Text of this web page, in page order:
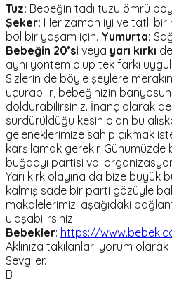
Tuz: Bebeğin tadı tuzu ömrü
Şeker: Her zaman iyi ve tatlı bir
bol bir yaşam için. Yumurta:
Bebeğin 20’si veya yarı kırkı
aynı yöntem olup tek farkı
Sizlerin de böyle şeylere
uçurabilir, bebeğinizin
doldurabilirsiniz. İnanç olarak
sürdürüldüğü kesin olan bu
geleneklerimize sahip çıkmak
karşılamak gerekir.
buğdayı partisi vb.
Yarı kırk olayına da bize büyük
kalmış sade bir parti gözüyle
makalelerimizi aşağıdaki
ulaşabilirsiniz:
Bebekler: https://
Aklınıza takılanları yorum
Sevgiler.
B